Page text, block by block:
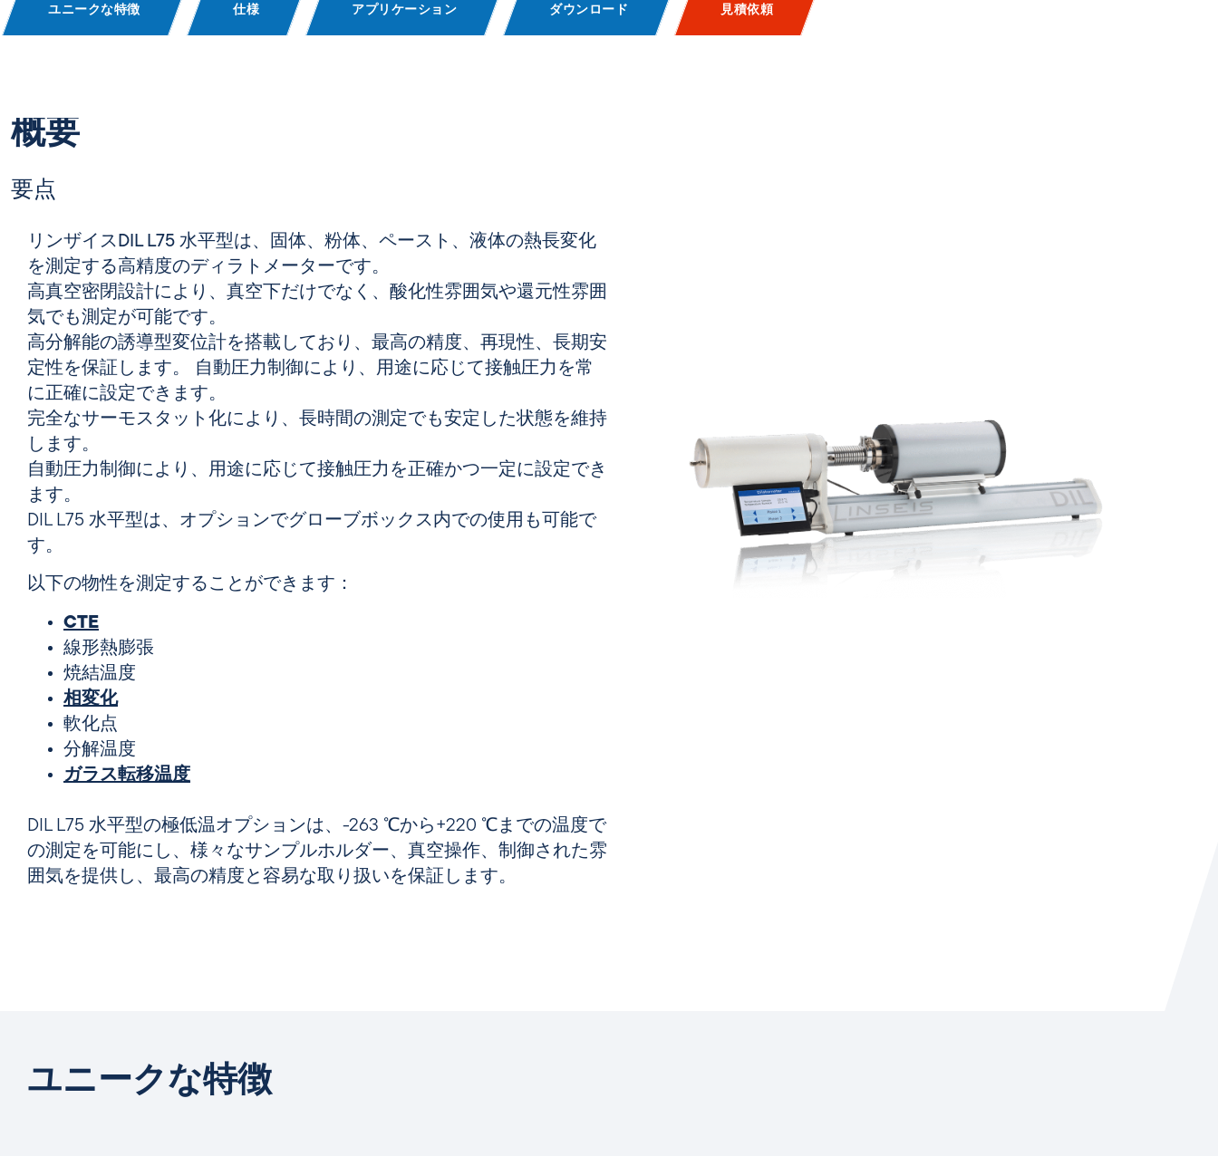
ユニークな特徴 仕様 アプリケーション ダウンロード 見積依頼
概要
要点
リンザイスDIL L75 水平型は、固体、粉体、ペースト、液体の熱長変化
を測定する高精度のディラトメーターです。
高真空密閉設計により 、 真空下 だけでなく、 酸化性雰囲気や還元性雰囲
気でも測定が可能です。
高分解能の誘導型変位計を搭載しており、最高の精度、再現性、長期安
定性を保証します。 自動圧力制御により、用途に応じて接触圧力を常
に正確に設定できます。
完全なサーモスタット化により、長時間の測定でも安定した状態を維持
します。
自動圧力制御により、用途に応じて接触圧力を正確かつ一定に設定でき
ます。
DIL L75 水平型は、オプションでグローブボックス 内での使用も可能で
す。
以下の物性を測定することができます：
CTE
線形熱膨張
焼結温度
相変化
軟化点
分解温度
ガラス転移温度
DIL L75 水平型の極低温オプションは、-263 ℃から+220 ℃までの温度で
の測定を可能にし、様々なサンプルホルダー、真空操作、制御された雰
囲気を提供し、最高の精度と容易な取り扱いを保証します。
ユニークな特徴